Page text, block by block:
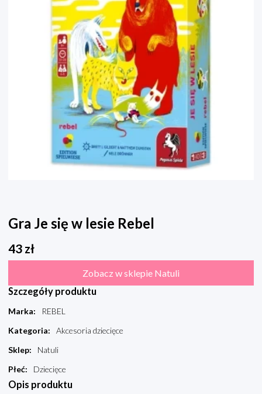
Gra Je się w lesie Rebel
43 zł
Zobacz w sklepie Natuli
Szczegóły produktu
Marka:
REBEL
Kategoria:
Akcesoria dziecięce
Sklep:
Natuli
Płeć: Dziecięce
Opis produktu